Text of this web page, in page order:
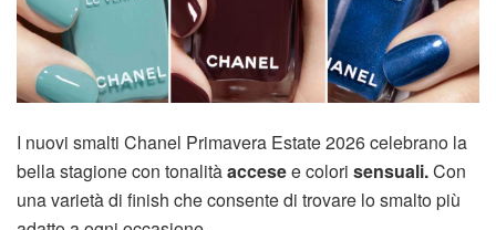
I nuovi smalti Chanel Primavera Estate 2026 celebrano la
bella stagione con tonalitàaccesee colori sensuali.Con
una varietà di finish che consente di trovare lo smalto più